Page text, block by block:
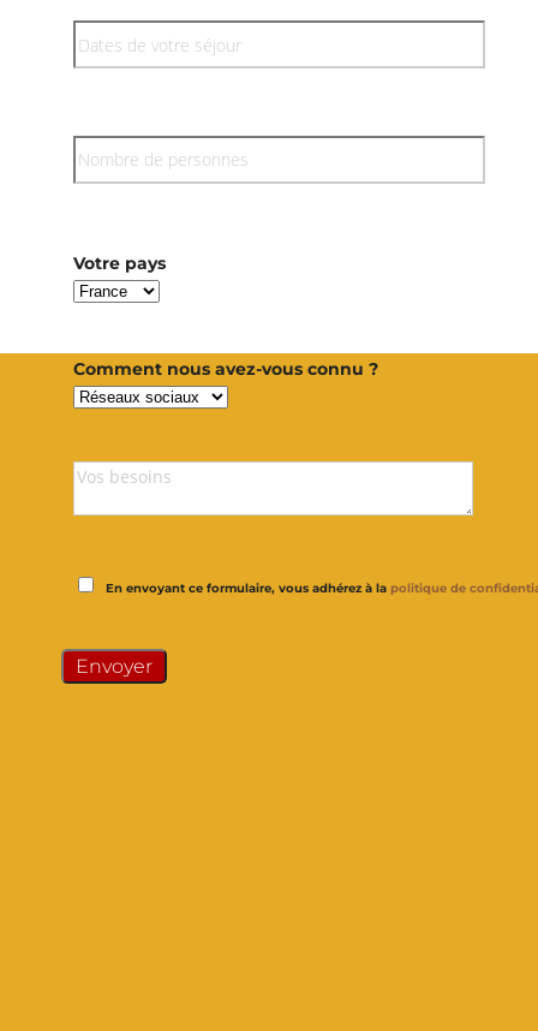
Votre pays
Comment nous avez-vous connu ?
En envoyant ce formulaire, vous adhérez à la politique de